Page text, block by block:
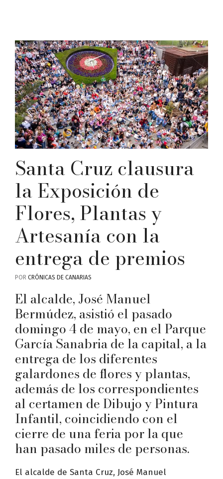
Santa Cruz clausura
la Exposición de
Flores, Plantas y
Artesanía con la
entrega de premios
POR CRÓNICAS DE CANARIAS
El alcalde, José Manuel
Bermúdez, asistió el pasado
domingo 4 de mayo, en el Parque
García Sanabria de la capital, a la
entrega de los diferentes
galardones de flores y plantas,
además de los correspondientes
al certamen de Dibujo y Pintura
Infantil, coincidiendo con el
cierre de una feria por la que
han pasado miles de personas.
El alcalde de Santa Cruz, José Manuel